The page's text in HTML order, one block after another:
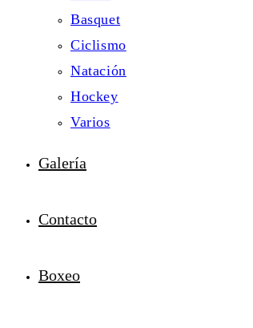
Basquet
Ciclismo
Natación
Hockey
Varios
Galería
Contacto
Boxeo